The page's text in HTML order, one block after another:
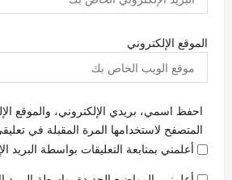
الموقع الإلكتروني
احفظ اسمي، بريدي الإلكتروني، والموقع
المتصفح لاستخدامها المرة المقبلة في
أعلمني بمتابعة التعليقات بواسطة البريد